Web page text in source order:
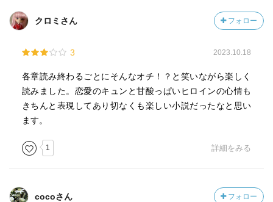
クロミさん フォロー
3 2023.10.18
各章読み終わるごとにそんなオチ！？と笑いながら楽しく
読みました。恋愛のキュンと甘酸っぱいヒロインの心情も
きちんと表現してあり切なくも楽しい小説だったなと思い
ます。
1 詳細をみる
cocoさん フォロー